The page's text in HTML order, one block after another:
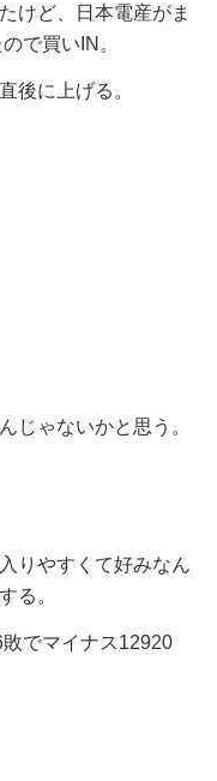
けど、日本電産がま
で買いIN。
後に上げる。
じゃないかと思う。
りやすくて好みなん
る。
でマイナス12920